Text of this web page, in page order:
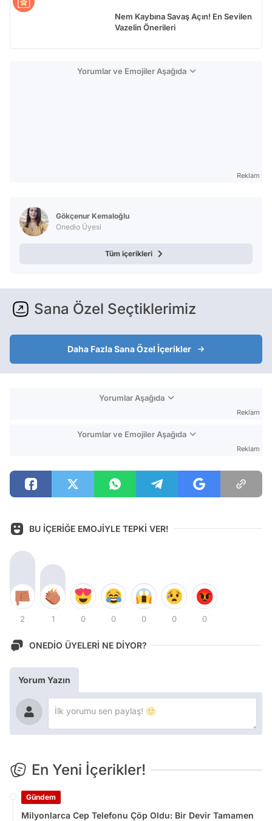
Nem Kaybına Savaş Açın! En Sevilen
Vazelin Önerileri
Yorumlar ve Emojiler Aşağıda
Reklam
Gökçenur Kemaloğlu
Onedio Üyesi
Tüm içerikleri
Sana Özel Seçtiklerimiz
Daha Fazla Sana Özel İçerikler
Yorumlar Aşağıda
Reklam
Yorumlar ve Emojiler Aşağıda
Reklam
BU İÇERİĞE EMOJİYLE TEPKİ VER!
2 1 0 0 0 0 0
ONEDİO ÜYELERİ NE DİYOR?
Yorum Yazın
En Yeni İçerikler!
Gündem
Milyonlarca Cep Telefonu Çöp Oldu: Bir Devir Tamamen